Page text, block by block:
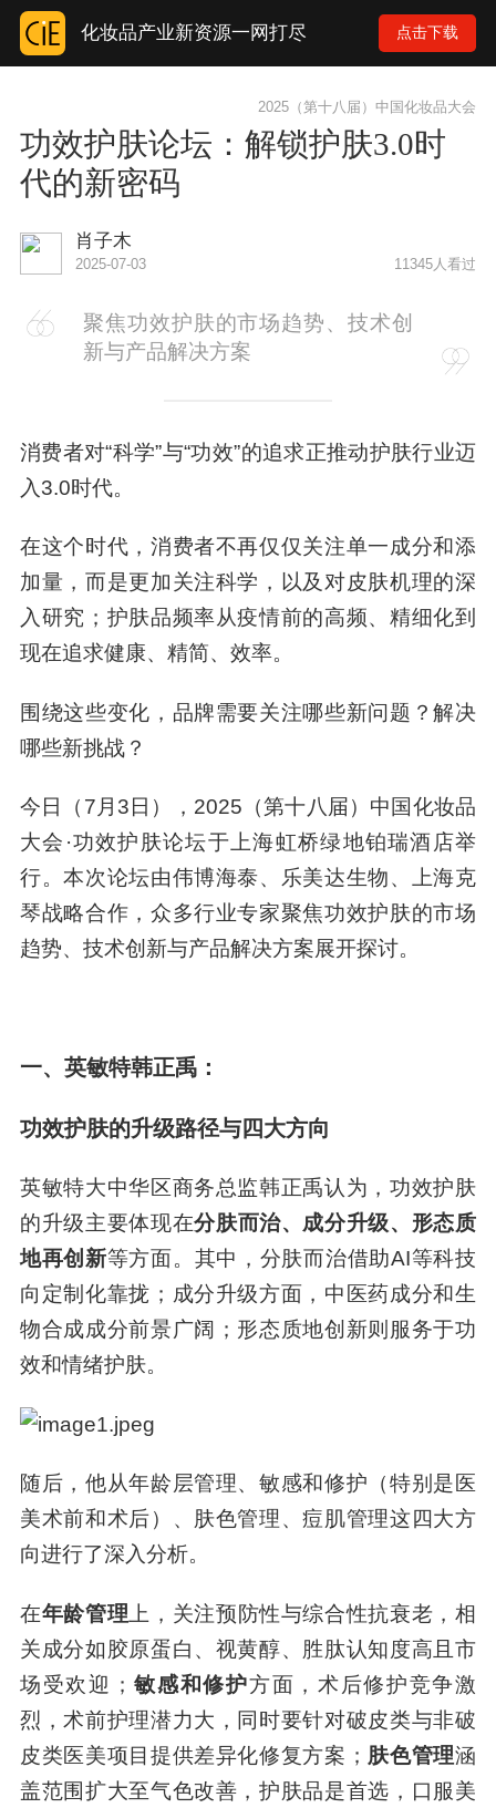
化妆品产业新资源一网打尽 点击下载
2025（第十八届）中国化妆品大会
功效护肤论坛：解锁护肤3.0时
代的新密码
肖子木
2025-07-03 11345人看过
聚焦功效护肤的市场趋势、技术创
新与产品解决方案
消费者对“科学”与“功效”的追求正推动护肤行业迈
入3.0时代。
在这个时代，消费者不再仅仅关注单一成分和添
加量，而是更加关注科学，以及对皮肤机理的深
入研究；护肤品频率从疫情前的高频、精细化到
现在追求健康、精简、效率。
围绕这些变化，品牌需要关注哪些新问题？解决
哪些新挑战？
今日（7月3日），2025（第十八届）中国化妆品
大会·功效护肤论坛于上海虹桥绿地铂瑞酒店举
行。本次论坛由伟博海泰、乐美达生物、上海克
琴战略合作，众多行业专家聚焦功效护肤的市场
趋势、技术创新与产品解决方案展开探讨。
一、英敏特韩正禹：
功效护肤的升级路径与四大方向
英敏特大中华区商务总监韩正禹认为，功效护肤
的升级主要体现在分肤而治、成分升级、形态质
地再创新等方面。其中，分肤而治借助AI等科技
向定制化靠拢；成分升级方面，中医药成分和生
物合成成分前景广阔；形态质地创新则服务于功
效和情绪护肤。
随后，他从年龄层管理、敏感和修护（特别是医
美术前和术后）、肤色管理、痘肌管理这四大方
向进行了深入分析。
在年龄管理 上，关注预防性与综合性抗衰老，相
关成分如胶原蛋白、视黄醇、胜肽认知度高且市
场受欢迎； 敏感和修护方面，术后修护竞争激
烈，术前护理潜力大，同时要针对破皮类与非破
皮类医美项目提供差异化修复方案； 肤色管理涵
盖范围扩大至气色改善，护肤品是首选，口服美